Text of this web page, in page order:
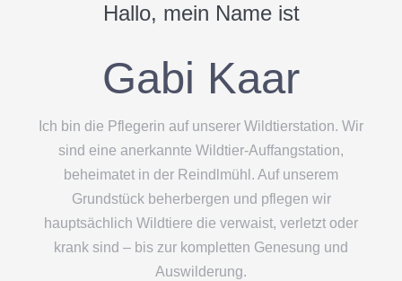
Hallo, mein Name ist
Gabi Kaar
Ich bin die Pflegerin auf unserer Wildtierstation. Wir
sind eine anerkannte Wildtier-Auffangstation,
beheimatet in der Reindlmühl. Auf unserem
Grundstück beherbergen und pflegen wir
hauptsächlich Wildtiere die verwaist, verletzt oder
krank sind – bis zur kompletten Genesung und
Auswilderung.